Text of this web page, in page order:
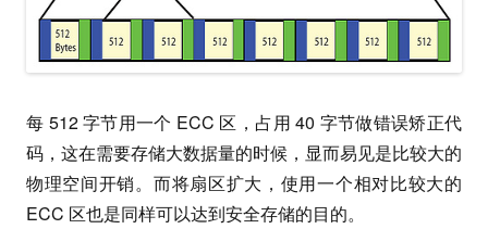
每 512 字节用一个 ECC 区，占用 40 字节做错误矫正代
码，这在需要存储大数据量的时候，显而易见是比较大的
物理空间开销。而将扇区扩大，使用一个相对比较大的
ECC 区也是同样可以达到安全存储的目的。